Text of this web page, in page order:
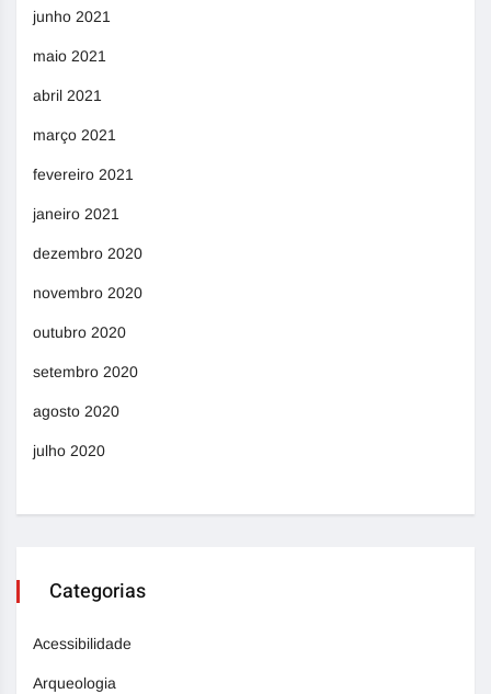
junho 2021
maio 2021
abril 2021
março 2021
fevereiro 2021
janeiro 2021
dezembro 2020
novembro 2020
outubro 2020
setembro 2020
agosto 2020
julho 2020
Categorias
Acessibilidade
Arqueologia